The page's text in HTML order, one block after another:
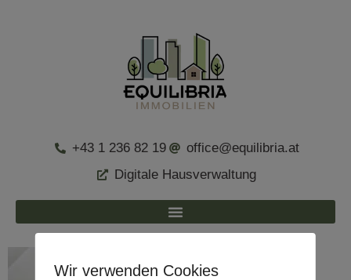
+43 1 236 82 19
office@equilibria.at
Digitale Hausverwaltung
Wir verwenden Cookies